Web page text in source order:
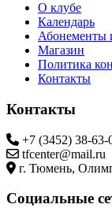
О клубе
Календарь
Абонементы
Магазин
Политика
Контакты
Контакты
+7 (3452) 38-63-
tfcenter@mail.ru
г. Тюмень,
Социальные